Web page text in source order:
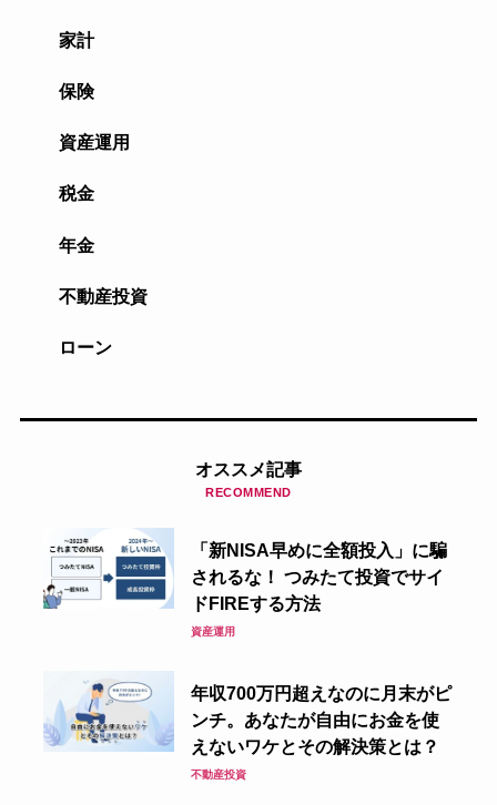
家計
保険
資産運用
税金
年金
不動産投資
ローン
オススメ記事
RECOMMEND
「新NISA早めに全額投入」に騙
されるな！ つみたて投資でサイ
ドFIREする方法
資産運用
年収700万円超えなのに月末がピ
ンチ。あなたが自由にお金を使
えないワケとその解決策とは？
不動産投資